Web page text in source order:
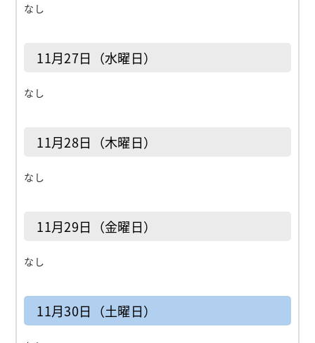
なし
11月27日（水曜日）
なし
11月28日（木曜日）
なし
11月29日（金曜日）
なし
11月30日（土曜日）